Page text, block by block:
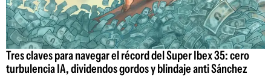
Tres claves para navegar el récord del Super Ibex 35: cero
turbulencia IA, dividendos gordos y blindaje anti Sánchez